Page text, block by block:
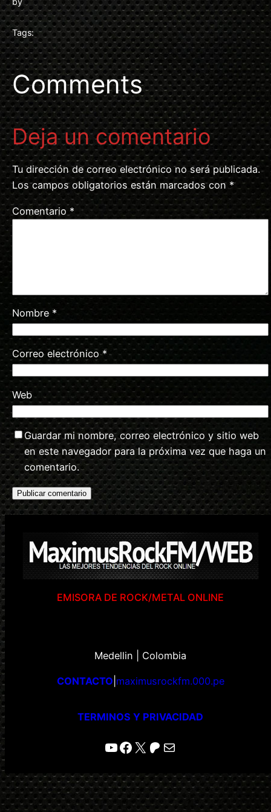
Tags:
Comments
Deja un comentario
Tu dirección de correo electrónico no será publicada.
Los campos obligatorios están marcados con*
Comentario *
Nombre *
Correo electrónico*
Web
Guardar mi nombre, correo electrónico y sitio web
en este navegador para la próxima vez que haga un
comentario.
EMISORA DE ROCK/METAL ONLINE
Medellin | Colombia
CONTACTO maximusrockfm.000.pe
TERMINOS Y PRIVACIDAD
YouTube
Facebook
X Patreon
Correo electrónico